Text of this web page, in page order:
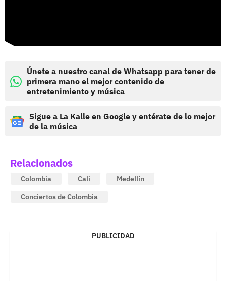
Únete a nuestro canal de Whatsapp para tener de
primera mano el mejor contenido de
entretenimiento y música
Sigue a La Kalle en Google y entérate de lo mejor
de la música
Relacionados
Colombia Cali
Medellín
Conciertos de Colombia
PUBLICIDAD